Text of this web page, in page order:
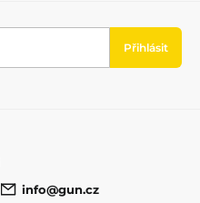
Přihlásit
info@gun.cz